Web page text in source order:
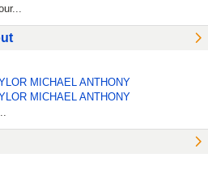
MICHAEL ANTHONY
MICHAEL ANTHONY